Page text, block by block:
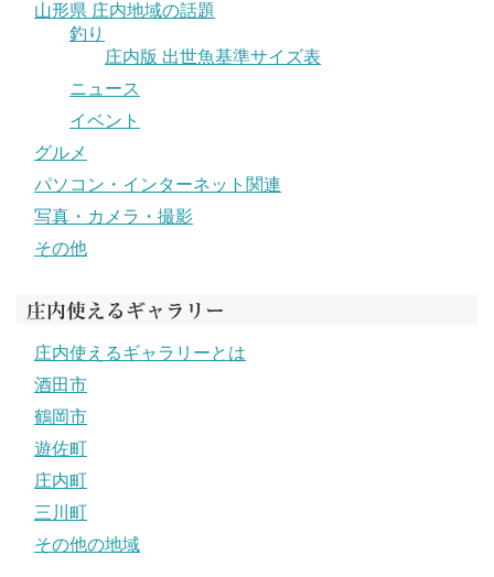
山形県 庄内地域の話題
釣り
庄内版 出世魚基準サイズ表
ニュース
イベント
グルメ
パソコン・インターネット関連
写真・カメラ・撮影
その他
庄内使えるギャラリー
庄内使えるギャラリーとは
酒田市
鶴岡市
遊佐町
庄内町
三川町
その他の地域